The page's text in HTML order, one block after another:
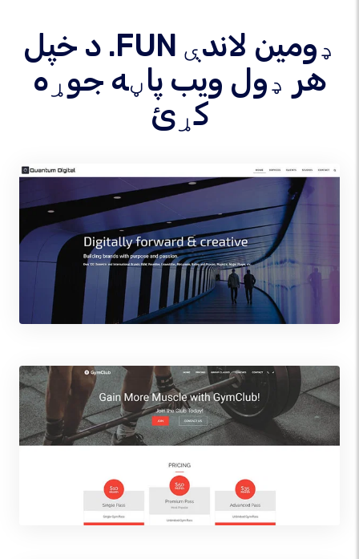
د خپل .FUN ډومین لاندې
هر ډول ویب پاڼه جوړه
کړئ